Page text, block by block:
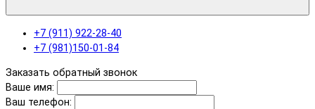
+7 (911) 922-28-40
+7 (981)150-01-84
Заказать обратный звонок
Ваше имя:
Ваш телефон: